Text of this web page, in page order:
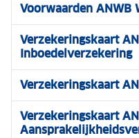
Voorwaarden ANWB
Verzekeringskaart
Inboedelverzekering
Verzekeringskaart
Verzekeringskaart